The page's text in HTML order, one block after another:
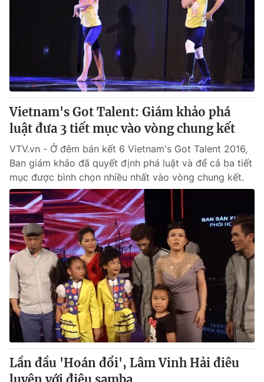
Vietnam's Got Talent: Giám khảo phá
luật đưa 3 tiết mục vào vòng chung kết
VTV.vn - Ở đêm bán kết 6 Vietnam's Got Talent 2016,
Ban giám khảo đã quyết định phá luật và để cả ba tiết
mục được bình chọn nhiều nhất vào vòng chung kết.
Lần đầu 'Hoán đổi', Lâm Vinh Hải điêu